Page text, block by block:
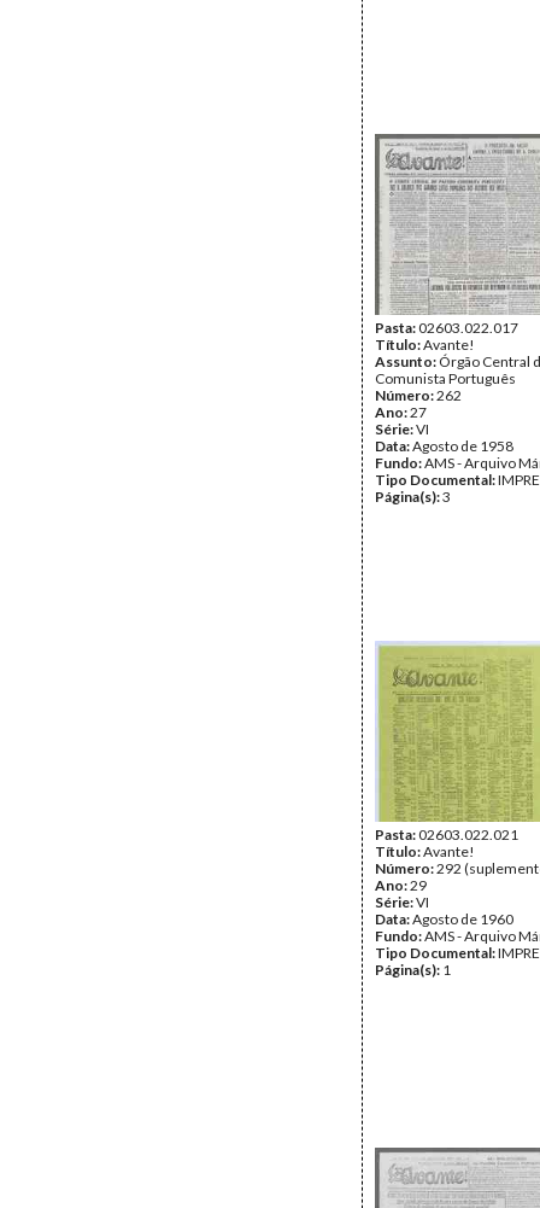
Pasta:02603.022.017
Título:Avante!
Assunto: Órgão Central
Comunista Português
Número:262
Ano:27
Série:VI
Data:Agosto de 1958
Fundo:AMS - Arquivo
Tipo Documental:
Página(s):3
Pasta:02603.022.021
Título:Avante!
Número:292
Ano:29
Série:VI
Data:Agosto de 1960
Fundo:AMS - Arquivo
Tipo Documental:
Página(s): 1